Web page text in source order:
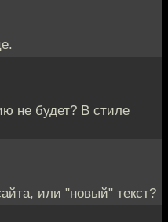
не будет? В стиле
или "новый" текст?